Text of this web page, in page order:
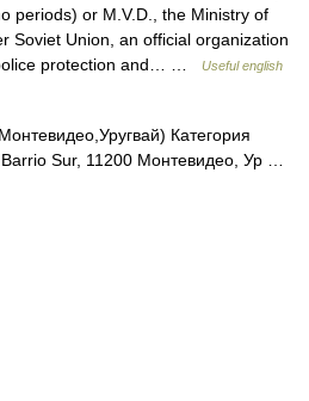
periods) or M.V.D., the Ministry of
Soviet Union, an official organization
protection and… …
Useful english
Категория
Sur, 11200 Монтевидео, Ур …